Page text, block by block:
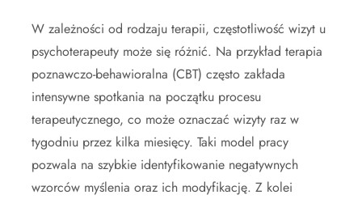
W zależności od rodzaju terapii, częstotliwość wizyt u
psychoterapeuty może się różnić. Na przykład terapia
poznawczo-behawioralna (CBT) często zakłada
intensywne spotkania na początku procesu
terapeutycznego, co może oznaczać wizyty raz w
tygodniu przez kilka miesięcy. Taki model pracy
pozwala na szybkie identyfikowanie negatywnych
wzorców myślenia oraz ich modyfikację. Z kolei